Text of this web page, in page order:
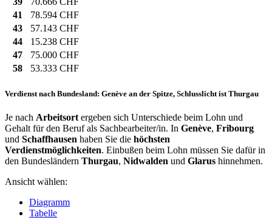
41
78.594 CHF
43
57.143 CHF
44
15.238 CHF
47
75.000 CHF
58
53.333 CHF
Verdienst nach Bundesland: Genève an der Spitze, Schlusslicht ist Thurgau
Je nach Arbeitsort ergeben sich Unterschiede beim Lohn und
Gehalt für den Beruf als Sachbearbeiter/in. In Genève, Fribourg
und Schaffhausen haben Sie die höchsten
Verdienstmöglichkeiten. Einbußen beim Lohn müssen Sie dafür in
den Bundesländern Thurgau, Nidwalden und Glarus hinnehmen.
Ansicht wählen:
Diagramm
Tabelle